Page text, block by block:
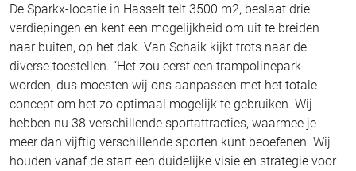
De Sparkx-locatie in Hasselt telt 3500 m2, beslaat drie
verdiepingen en kent een mogelijkheid om uit te breiden
naar buiten, op het dak. Van Schaik kijkt trots naar de
diverse toestellen. “Het zou eerst een trampolinepark
worden, dus moesten wij ons aanpassen met het totale
concept om het zo optimaal mogelijk te gebruiken. Wij
hebben nu 38 verschillende sportattracties, waarmee je
meer dan vijftig verschillende sporten kunt beoefenen. Wij
houden vanaf de start een duidelijke visie en strategie voor